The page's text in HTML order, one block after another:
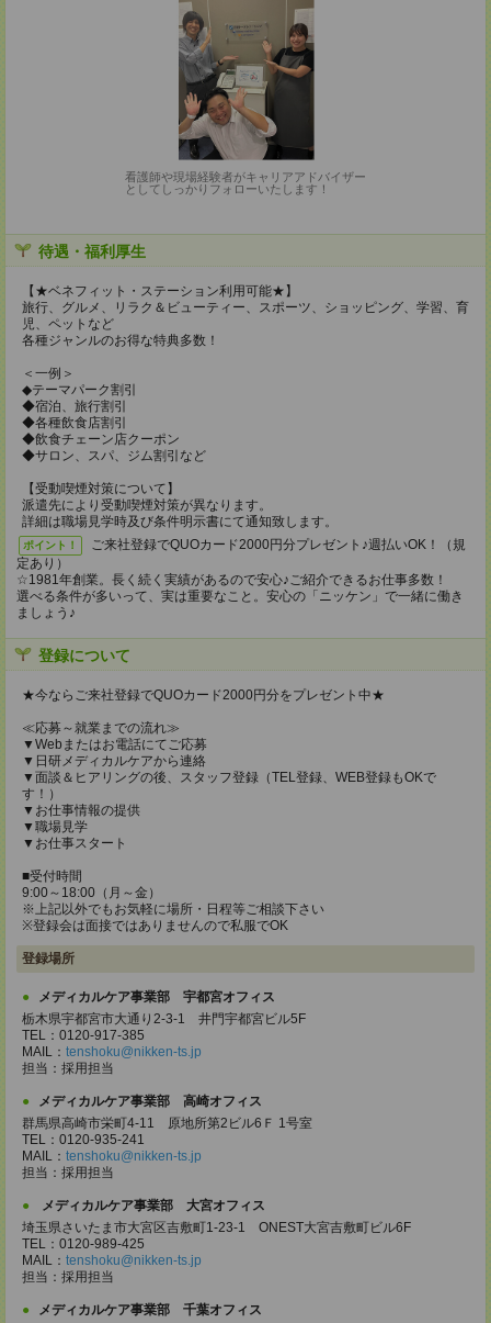
看護師や現場経験者がキャリアアドバイザー
としてしっかりフォローいたします！
待遇・福利厚生
【★ベネフィット・ステーション利用可能★】
旅行、グルメ、リラク＆ビューティー、スポーツ、ショッピング、学習、育
児、ペットなど
各種ジャンルのお得な特典多数！
＜一例＞
◆テーマパーク割引
◆宿泊、旅行割引
◆各種飲食店割引
◆飲食チェーン店クーポン
◆サロン、スパ、ジム割引など
【受動喫煙対策について】
派遣先により受動喫煙対策が異なります。
詳細は職場見学時及び条件明示書にて通知致します。
ポイント！
ご来社登録でQUOカード2000円分プレゼント♪週払いOK！（規
定あり）
☆1981年創業。長く続く実績があるので安心♪ご紹介できるお仕事多数！
選べる条件が多いって、実は重要なこと。安心の「ニッケン」で一緒に働き
ましょう♪
登録について
★今ならご来社登録でQUOカード2000円分をプレゼント中★
≪応募～就業までの流れ≫
▼Webまたはお電話にてご応募
▼日研メディカルケアから連絡
▼面談＆ヒアリングの後、スタッフ登録（TEL登録、WEB登録もOKで
す！）
▼お仕事情報の提供
▼職場見学
▼お仕事スタート
■受付時間
9:00～18:00（月～金）
※上記以外でもお気軽に場所・日程等ご相談下さい
※登録会は面接ではありませんので私服でOK
登録場所
メディカルケア事業部 宇都宮オフィス
栃木県宇都宮市大通り2-3-1 井門宇都宮ビル5F
TEL：0120-917-385
MAIL： tenshoku@nikken-ts.jp
担当：採用担当
メディカルケア事業部 高崎オフィス
群馬県高崎市栄町4-11 原地所第2ビル6Ｆ 1号室
TEL：0120-935-241
MAIL： tenshoku@nikken-ts.jp
担当：採用担当
メディカルケア事業部 大宮オフィス
埼玉県さいたま市大宮区吉敷町1-23-1 ONEST大宮吉敷町ビル6F
TEL：0120-989-425
MAIL： tenshoku@nikken-ts.jp
担当：採用担当
メディカルケア事業部 千葉オフィス